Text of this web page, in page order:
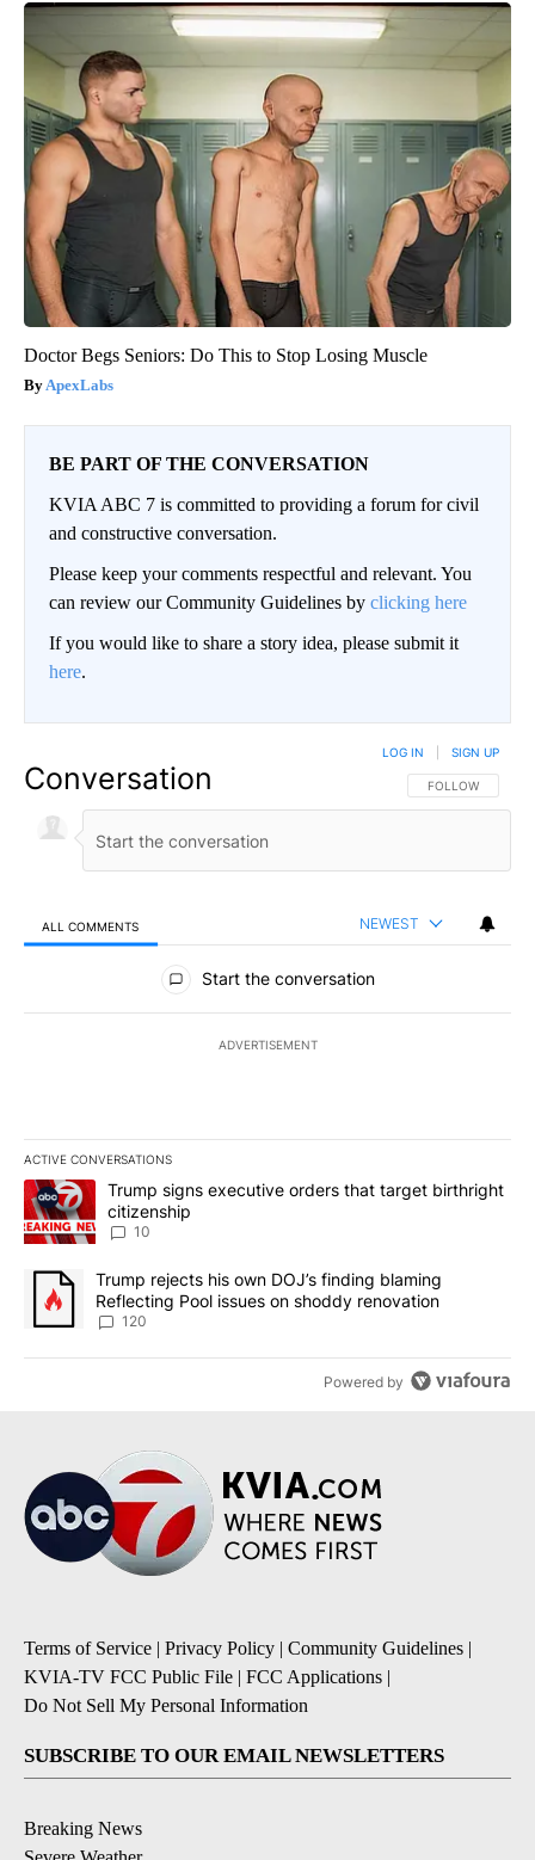
Doctor Begs Seniors: Do This to Stop Losing Muscle
ApexLabs
BE PART OF THE CONVERSATION
KVIA ABC 7 is committed to providing a forum for civil
and constructive conversation.
Please keep your comments respectful and relevant. You
can review our Community Guidelines by clicking here
If you would like to share a story idea, please submit it
here.
Conversation FOLLOW THIS
FOLLOW
LOG IN SIGN UP
ALL COMMENTS NEWEST
All Comments
Start the conversation
ADVERTISEMENT
ACTIVE CONVERSATIONS
The following is a list of the most commented articles in the last
A trending article titled "Trump signs executive orders that
Trump signs executive orders that target birthright
citizenship
10
A trending article titled "Trump rejects his own DOJ’s finding
Trump rejects his own DOJ’s finding blaming
Reflecting Pool issues on shoddy renovation
120
Powered by
Terms of Service | Privacy Policy | Community Guidelines |
KVIA-TV FCC Public File | FCC Applications |
Do Not Sell My Personal Information
SUBSCRIBE TO OUR EMAIL NEWSLETTERS
Breaking News